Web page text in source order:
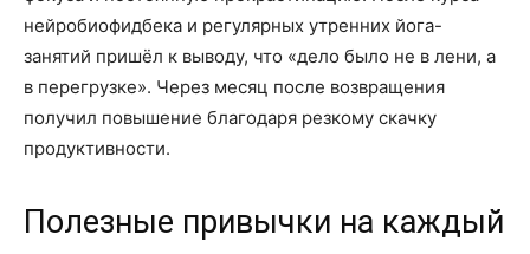
нейробиофидбека и регулярных утренних йога-
занятий пришёл к выводу, что «дело было не в лени, а
в перегрузке». Через месяц после возвращения
получил повышение благодаря резкому скачку
продуктивности.
Полезные привычки на каждый